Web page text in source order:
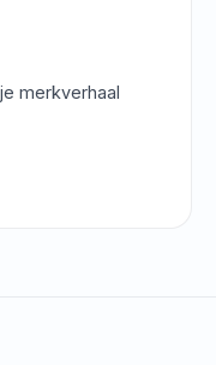
merkverhaal